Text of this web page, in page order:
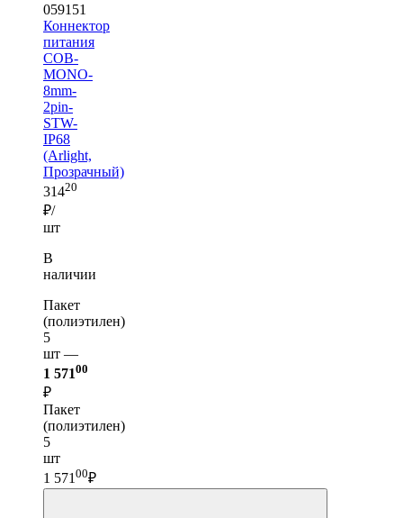
059151
Коннектор
питания
COB-
MONO-
8mm-
2pin-
STW-
IP68
(Arlight,
Прозрачный)
31420
₽/
шт
В
наличии
Пакет
(полиэтилен)
5
шт —
1 57100
₽
Пакет
(полиэтилен)
5
шт
1 57100₽